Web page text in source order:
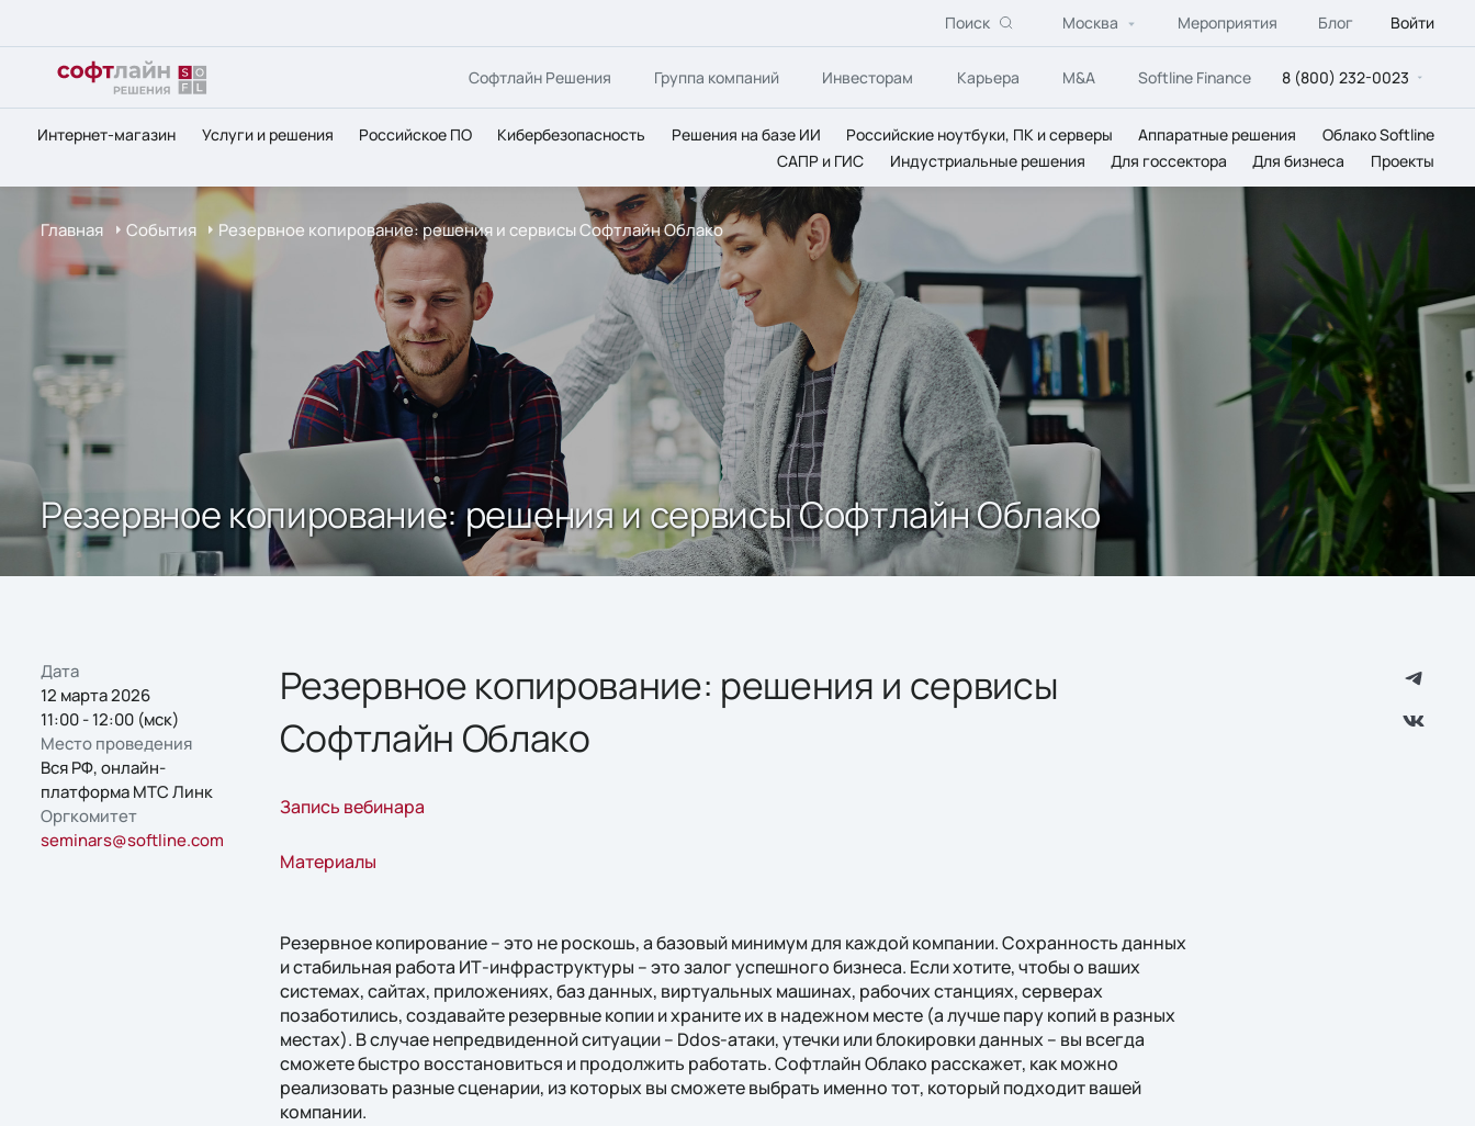
Поиск Москва Мероприятия Блог Войти
Софтлайн Решения Группа компаний Инвесторам Карьера M&A Softline Finance 8 (800) 232-0023
Интернет-магазин Услуги и решения Российское ПО Кибербезопасность Решения на базе ИИ Российские ноутбуки, ПК и серверы Аппаратные решения
Облако Softline
САПР и ГИС
Индустриальные решения Для госсектора Для бизнеса Проекты
Главная События Резервное копирование: решения и сервисы Софтлайн Облако
Резервное копирование: решения и сервисы Софтлайн Облако
Дата
12 марта 2026
11:00 - 12:00 (мск)
Место проведения
Вся РФ, онлайн-
платформа МТС Линк
Оргкомитет
seminars@softline.com
Резервное копирование: решения и сервисы
Софтлайн Облако
Запись вебинара
Материалы
Резервное копирование – это не роскошь, а базовый минимум для каждой компании. Сохранность данных
и стабильная работа ИТ-инфраструктуры – это залог успешного бизнеса. Если хотите, чтобы о ваших
системах, сайтах, приложениях, баз данных, виртуальных машинах, рабочих станциях, серверах
позаботились, создавайте резервные копии и храните их в надежном месте (а лучше пару копий в разных
местах). В случае непредвиденной ситуации – Ddos-атаки, утечки или блокировки данных – вы всегда
сможете быстро восстановиться и продолжить работать. Софтлайн Облако расскажет, как можно
реализовать разные сценарии, из которых вы сможете выбрать именно тот, который подходит вашей
компании.